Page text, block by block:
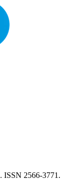
ISSN 2566-3771.